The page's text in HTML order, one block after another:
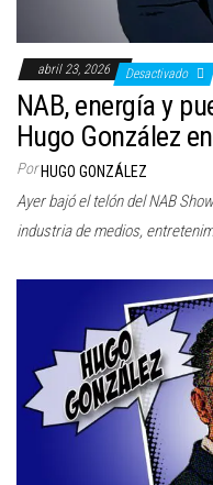
abril 23, 2026 Desactivado
NAB, energía y
Hugo González
Por HUGO GONZÁLEZ
Ayer bajó el telón del NAB
industria de medios,